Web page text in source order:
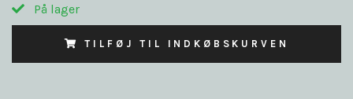
På lager
TILFØJ TIL INDKØBSKURVEN